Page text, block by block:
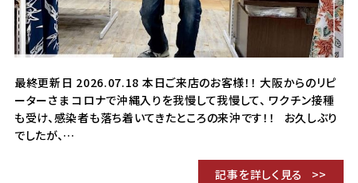
最終更新日 2026.07.18 本日ご来店のお客様！！ 大阪からのリピ
ーターさま コロナで沖縄入りを我慢して我慢して、 ワクチン接種
も受け、感染者も落ち着いてきたところの来沖です！！ お久しぶり
でしたが、…
記事を詳しく見る